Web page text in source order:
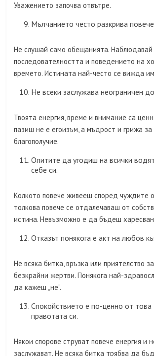
Уважението започва отвътре.
Мълчанието често разкрива
Не слушай само обещанията. Наблюдавай
последователността и поведението на
времето. Истината най-често се вижда
Не всеки заслужава неограничен
Твоята енергия, време и внимание са
пазиш не е егоизъм, а мъдрост и грижа за
благополучие.
Опитите да угодиш на всички
себе си.
Колкото повече живееш според чуждите
толкова повече се отдалечаваш от
истина. Невъзможно е да бъдеш харесван
Отказът понякога е акт на любов
Не всяка битка, връзка или приятелство
безкрайни жертви. Понякога най-
да кажеш „не“.
Спокойствието е по-ценно от
правотата си.
Някои спорове струват повече енергия и
заслужават. Не всяка битка трябва да